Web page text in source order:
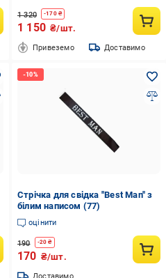
1 320 -170₴
1 150 ₴/шт.
Привеземо Доставимо
Стрічка для свідка ''Best Man'' з
білим написом (77)
оцінити
190 -20 ₴
170 ₴/шт.
Доставимо